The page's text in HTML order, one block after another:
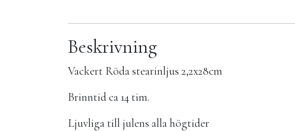
Beskrivning
Vackert Röda stearinljus 2,2x28cm
Brinntid ca 14 tim.
Ljuvliga till julens alla högtider